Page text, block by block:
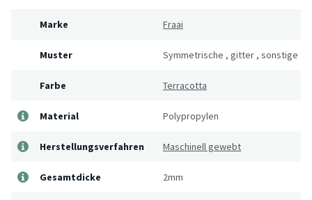
Marke Fraai
Muster Symmetrische , gitter , sonstige
Farbe Terracotta
Material Polypropylen
Herstellungsverfahren Maschinell gewebt
Gesamtdicke 2mm